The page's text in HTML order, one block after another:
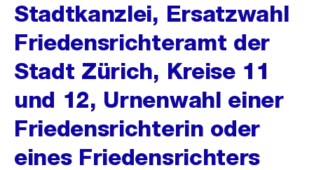
Stadtkanzlei, Ersatzwahl
Friedensrichteramt der
Stadt Zürich, Kreise 11
und 12, Urnenwahl einer
Friedensrichterin oder
eines Friedensrichters